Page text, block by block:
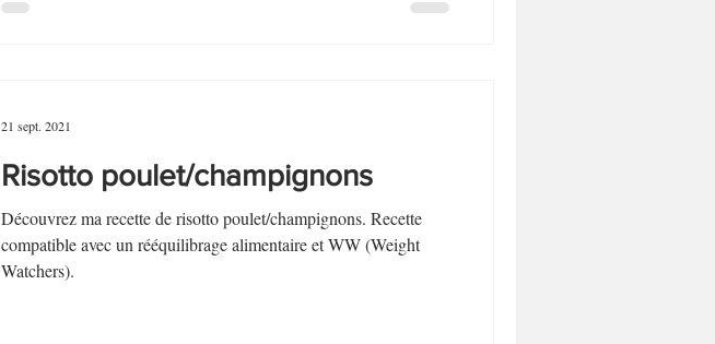
Risotto poulet/champignons
Découvrez ma recette de risotto poulet/champignons. Recette
compatible avec un rééquilibrage alimentaire et WW (Weight
Watchers).
21 sept. 2021